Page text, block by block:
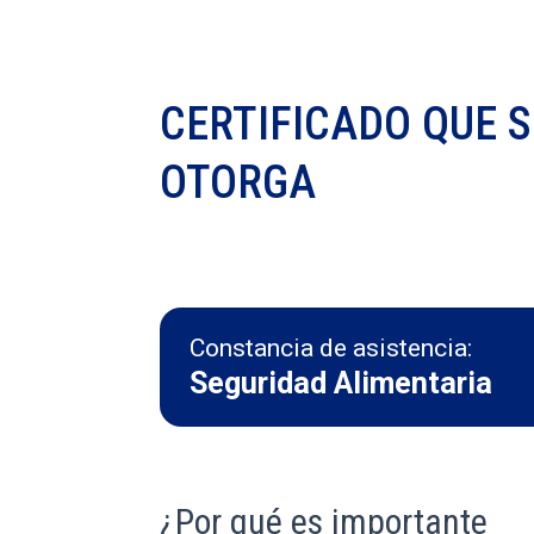
CERTIFICADO QUE
OTORGA
Constancia de asistencia:
Seguridad Alimentaria
¿Por qué es importante